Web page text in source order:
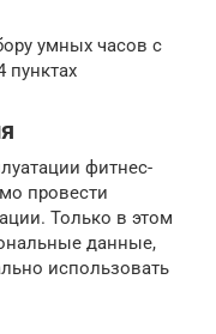
умных часов с
пунктах
фитнес-
провести
Только в этом
данные,
использовать